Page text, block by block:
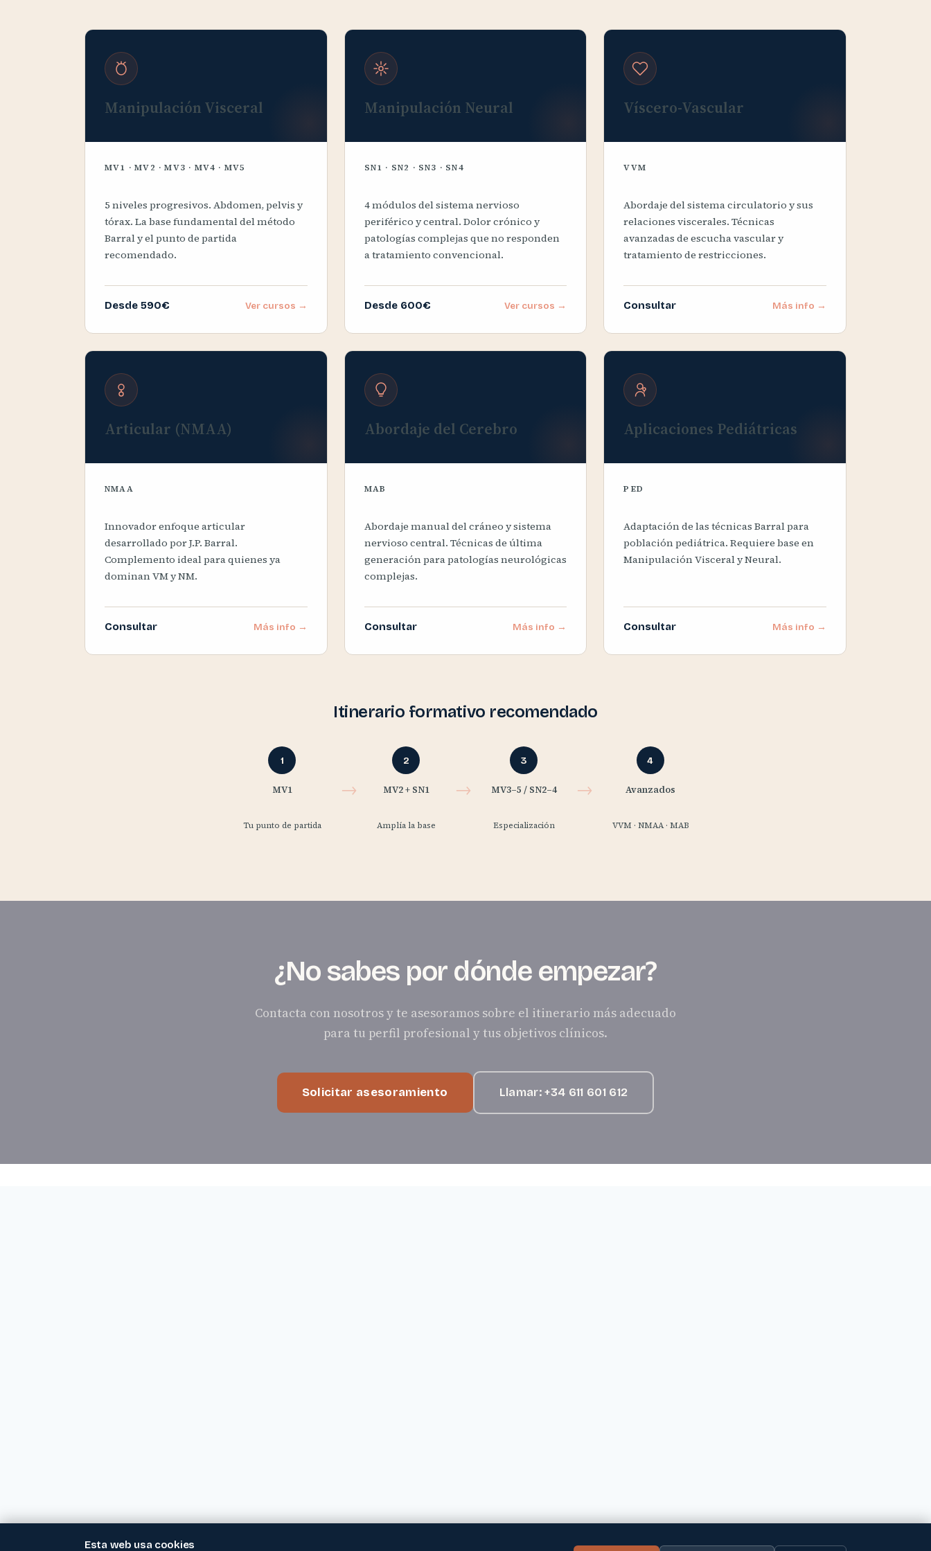
Manipulación Visceral
MV1 · MV2 · MV3 · MV4 · MV5
5 niveles progresivos. Abdomen, pelvis y
tórax. La base fundamental del método
Barral y el punto de partida
recomendado.
Desde 590€ Ver cursos →
Manipulación Neural
SN1 · SN2 · SN3 · SN4
4 módulos del sistema nervioso
periférico y central. Dolor crónico y
patologías complejas que no responden
a tratamiento convencional.
Desde 600€ Ver cursos →
Víscero-Vascular
VVM
Abordaje del sistema circulatorio y sus
relaciones viscerales. Técnicas
avanzadas de escucha vascular y
tratamiento de restricciones.
Consultar Más info →
Articular (NMAA)
NMAA
Innovador enfoque articular
desarrollado por J.P. Barral.
Complemento ideal para quienes ya
dominan VM y NM.
Consultar Más info →
Abordaje del Cerebro
MAB
Abordaje manual del cráneo y sistema
nervioso central. Técnicas de última
generación para patologías neurológicas
complejas.
Consultar Más info →
Aplicaciones Pediátricas
PED
Adaptación de las técnicas Barral para
población pediátrica. Requiere base en
Manipulación Visceral y Neural.
Consultar Más info →
Itinerario formativo recomendado
1
MV1
Tu punto de partida
→
2
MV2 + SN1
Amplía la base
→
3
MV3–5 / SN2–4
Especialización
→
4
Avanzados
VVM · NMAA · MAB
¿No sabes por dónde empezar?
Contacta con nosotros y te asesoramos sobre el itinerario más adecuado
para tu perfil profesional y tus objetivos clínicos.
Solicitar asesoramiento Llamar: +34 611 601 612
Esta web usa cookies